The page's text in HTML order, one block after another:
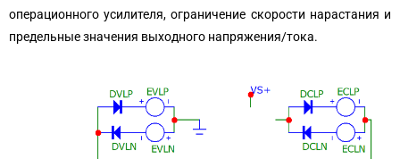
операционного усилителя, ограничение скорости нарастания и
предельные значения выходного напряжения/тока.